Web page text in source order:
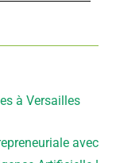
à Versailles
avec